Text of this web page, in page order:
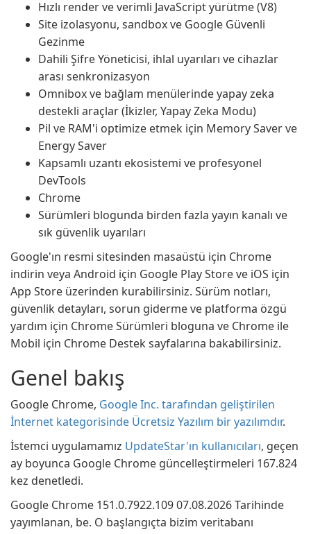
Hızlı render ve verimli JavaScript yürütme (V8)
Site izolasyonu, sandbox ve Google Güvenli
Gezinme
Dahili Şifre Yöneticisi, ihlal uyarıları ve cihazlar
arası senkronizasyon
Omnibox ve bağlam menülerinde yapay zeka
destekli araçlar (İkizler, Yapay Zeka Modu)
Pil ve RAM'i optimize etmek için Memory Saver ve
Energy Saver
Kapsamlı uzantı ekosistemi ve profesyonel
DevTools
Chrome
Sürümleri blogunda birden fazla yayın kanalı ve
sık güvenlik uyarıları
Google'ın resmi sitesinden masaüstü için Chrome
indirin veya Android için Google Play Store ve iOS için
App Store üzerinden kurabilirsiniz. Sürüm notları,
güvenlik detayları, sorun giderme ve platforma özgü
yardım için Chrome Sürümleri bloguna ve Chrome ile
Mobil için Chrome Destek sayfalarına bakabilirsiniz.
Genel bakış
Google Chrome, Google Inc. tarafından geliştirilen
İnternet kategorisinde Ücretsiz Yazılım bir yazılımdır.
İstemci uygulamamız UpdateStar'ın kullanıcıları, geçen
ay boyunca Google Chrome güncelleştirmeleri 167.824
kez denetledi.
Google Chrome 151.0.7922.109 07.08.2026 Tarihinde
yayımlanan, be. O başlangıçta bizim veritabanı